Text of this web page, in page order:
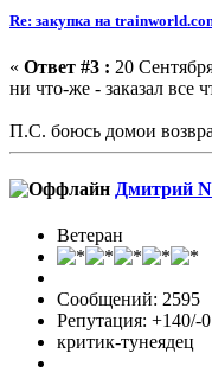
Re: закупка на
« Ответ #3 : 20
ни что-же - заказал все
П.С. боюсь домои
Дмитрий N
Ветеран
Сообщений: 2595
Репутация: +140/-0
критик-тунеядец